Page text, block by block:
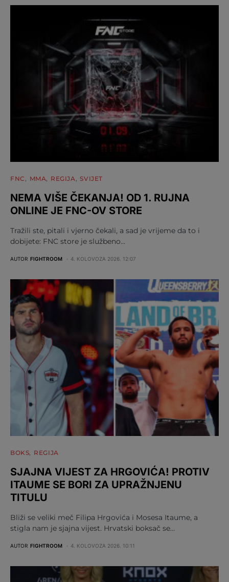
FNC MMA REGIJA SVIJET
NEMA VIŠE ČEKANJA! OD 1. RUJNA
ONLINE JE FNC-OV STORE
Tražili ste, pitali i vjerno čekali, a sad je vrijeme da to i
dobijete: FNC store je službeno…
AUTOR FIGHTROOM 4. KOLOVOZA 2026. 12:07
BOKS REGIJA
SJAJNA VIJEST ZA HRGOVIĆA! PROTIV
ITAUME SE BORI ZA UPRAŽNJENU
TITULU
Bliži se veliki meč Filipa Hrgovića i Mosesa Itaume, a
stigla nam je sjajna vijest. Hrvatski boksač se…
AUTOR FIGHTROOM 4. KOLOVOZA 2026. 10:11